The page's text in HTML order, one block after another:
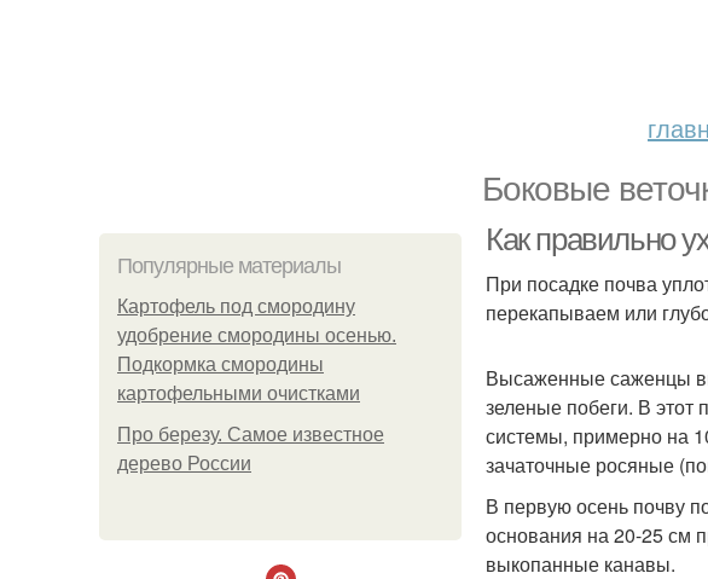
Боковые
Популярные материалы
Картофель под смородину
удобрение смородины осенью.
Подкормка смородины
картофельными очистками
Про березу. Самое известное
дерево России
Как правильно
При посадке почва
перекапываем или
Высаженные саженцы
зеленые побеги. В
системы, примерно на
зачаточные росяные
В первую осень почву
основания на 20-25 см
выкопанные канавы.